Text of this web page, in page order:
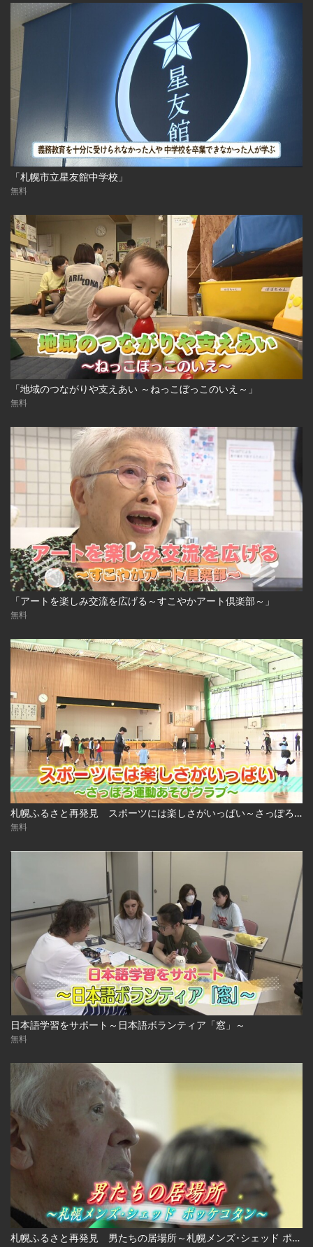
「札幌市立星友館中学校」
無料
「地域のつながりや支えあい ～ねっこぼっこのいえ～」
無料
「アートを楽しみ交流を広げる～すこやかアート倶楽部～」
無料
札幌ふるさと再発見 スポーツには楽しさがいっぱい～さっぽろ運動あそびクラブ～
無料
日本語学習をサポート～日本語ボランティア「窓」～
無料
札幌ふるさと再発見 男たちの居場所～札幌メンズ･シェッド ポッケコタン～